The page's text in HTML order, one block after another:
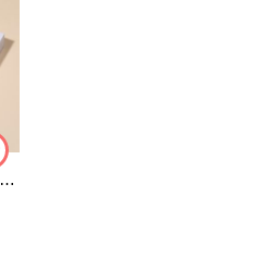
Set Đồ Đôi Ví Ngắn & Ví Dài Ettin Chính Hãng Lavatino